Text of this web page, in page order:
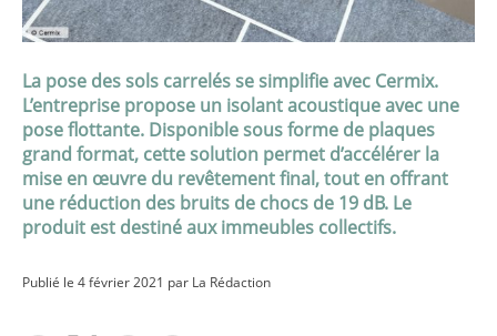
La pose des sols carrelés se simplifie avec Cermix.
L’entreprise propose un isolant acoustique avec une
pose flottante. Disponible sous forme de plaques
grand format, cette solution permet d’accélérer la
mise en œuvre du revêtement final, tout en offrant
une réduction des bruits de chocs de 19 dB. Le
produit est destiné aux immeubles collectifs.
Publié le 4 février 2021 par La Rédaction